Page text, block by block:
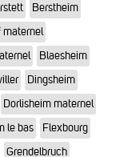
Berstheim
maternel
Blaesheim
Dingsheim
Dorlisheim maternel
le bas
Flexbourg
Grendelbruch